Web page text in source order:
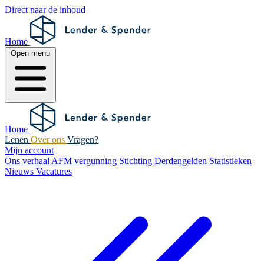
Direct naar de inhoud
Home
Open menu
Home
Lenen Over ons Vragen?
Mijn account
Ons verhaal AFM vergunning Stichting Derdengelden Statistieken
Nieuws Vacatures